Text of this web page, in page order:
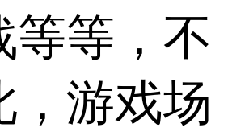
等等，不
，游戏场